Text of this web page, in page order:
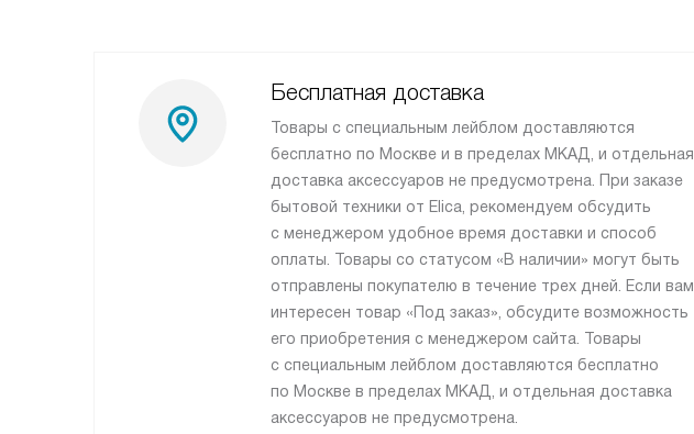
Бесплатная доставка
Товары с специальным лейблом доставляются
бесплатно по Москве и в пределах МКАД, и отдельная
доставка аксессуаров не предусмотрена. При заказе
бытовой техники от Elica, рекомендуем обсудить
с менеджером удобное время доставки и способ
оплаты. Товары со статусом «В наличии» могут быть
отправлены покупателю в течение трех дней. Если вам
интересен товар «Под заказ», обсудите возможность
его приобретения с менеджером сайта. Товары
с специальным лейблом доставляются бесплатно
по Москве в пределах МКАД, и отдельная доставка
аксессуаров не предусмотрена.